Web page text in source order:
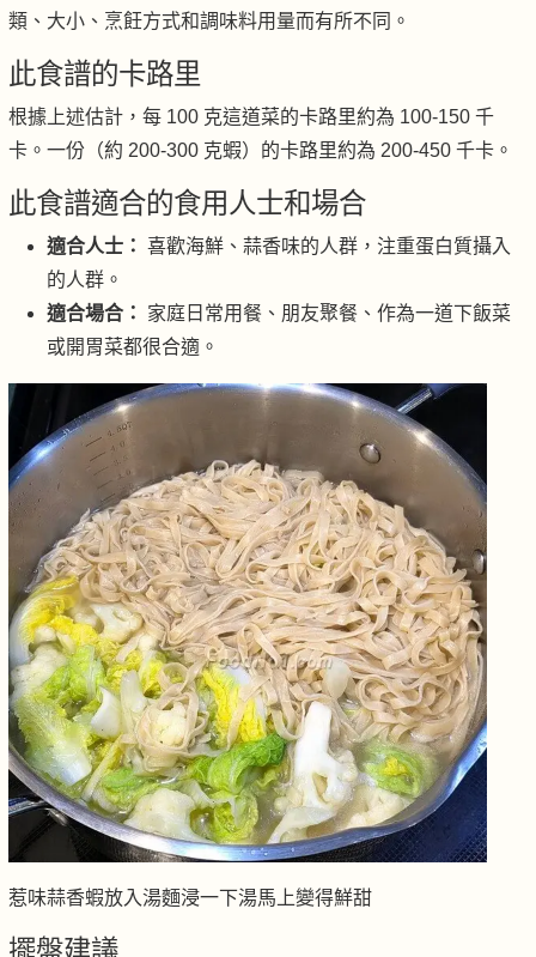
類、大小、烹飪方式和調味料用量而有所不同。
此食譜的卡路里
根據上述估計，每 100 克這道菜的卡路里約為 100-150 千
卡。一份（約 200-300 克蝦）的卡路里約為 200-450 千卡。
此食譜適合的食用人士和場合
適合人士： 喜歡海鮮、蒜香味的人群，注重蛋白質攝入
的人群。
適合場合：
家庭日常用餐、朋友聚餐、作為一道下飯菜
或開胃菜都很合適。
惹味蒜香蝦放入湯麵浸一下湯馬上變得鮮甜